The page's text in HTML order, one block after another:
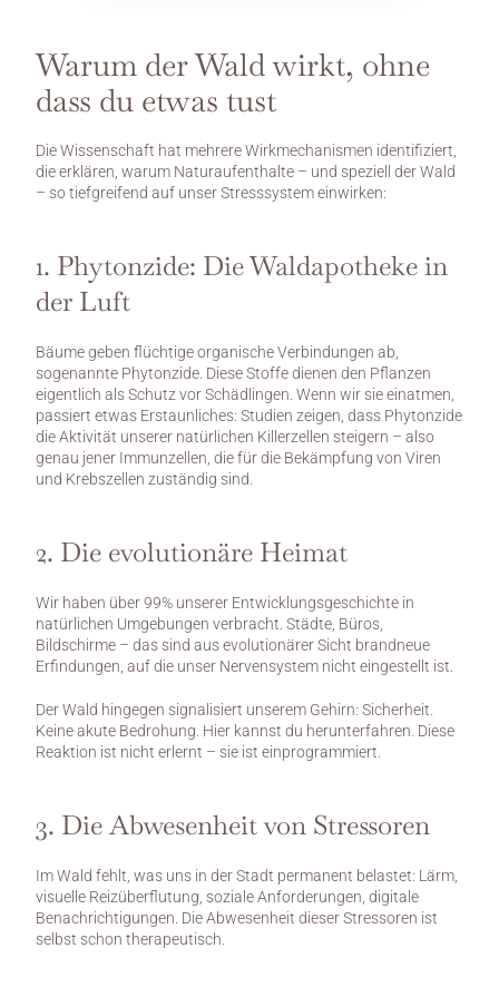
Warum der Wald wirkt, ohne
dass du etwas tust
Die Wissenschaft hat mehrere Wirkmechanismen identifiziert,
die erklären, warum Naturaufenthalte – und speziell der Wald
– so tiefgreifend auf unser Stresssystem einwirken:
1. Phytonzide: Die Waldapotheke in
der Luft
Bäume geben flüchtige organische Verbindungen ab,
sogenannte Phytonzide. Diese Stoffe dienen den Pflanzen
eigentlich als Schutz vor Schädlingen. Wenn wir sie einatmen,
passiert etwas Erstaunliches: Studien zeigen, dass Phytonzide
die Aktivität unserer natürlichen Killerzellen steigern – also
genau jener Immunzellen, die für die Bekämpfung von Viren
und Krebszellen zuständig sind.
2. Die evolutionäre Heimat
Wir haben über 99% unserer Entwicklungsgeschichte in
natürlichen Umgebungen verbracht. Städte, Büros,
Bildschirme – das sind aus evolutionärer Sicht brandneue
Erfindungen, auf die unser Nervensystem nicht eingestellt ist.
Der Wald hingegen signalisiert unserem Gehirn: Sicherheit.
Keine akute Bedrohung. Hier kannst du herunterfahren. Diese
Reaktion ist nicht erlernt – sie ist einprogrammiert.
3. Die Abwesenheit von Stressoren
Im Wald fehlt, was uns in der Stadt permanent belastet: Lärm,
visuelle Reizüberflutung, soziale Anforderungen, digitale
Benachrichtigungen. Die Abwesenheit dieser Stressoren ist
selbst schon therapeutisch.